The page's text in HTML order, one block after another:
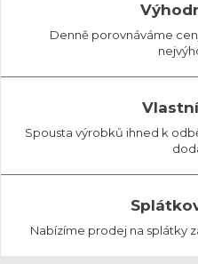
Denně porovnáváme
Spousta výrobků ihned k
Nabízíme prodej na splátky